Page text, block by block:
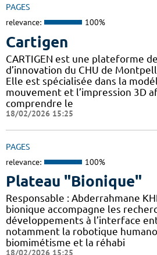
PAGES
relevance: 100%
Cartigen
CARTIGEN est une plateforme
d’innovation du CHU de
Elle est spécialisée dans la
mouvement et l’impression 3D
comprendre le
18/02/2026 15:25
PAGES
relevance: 100%
Plateau "Bionique"
Responsable : Abderrahmane
bionique accompagne les
développements à l’interface
notamment la robotique
biomimétisme et la réhabi
18/02/2026 15:25